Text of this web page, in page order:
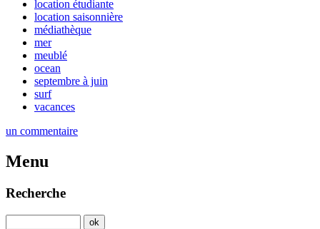
location étudiante
location saisonnière
médiathèque
mer
meublé
ocean
septembre à juin
surf
vacances
un commentaire
Menu
Recherche